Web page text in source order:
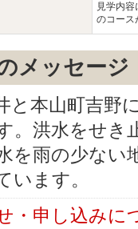
見学内
のコース
メッセージ
と本山町吉野
。洪水をせき
を雨の少ない
います。
・申し込みに